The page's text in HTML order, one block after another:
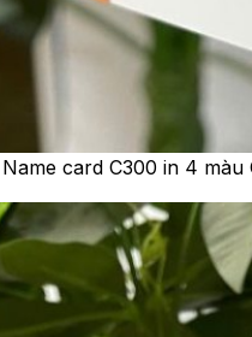
Name card C300 in 4